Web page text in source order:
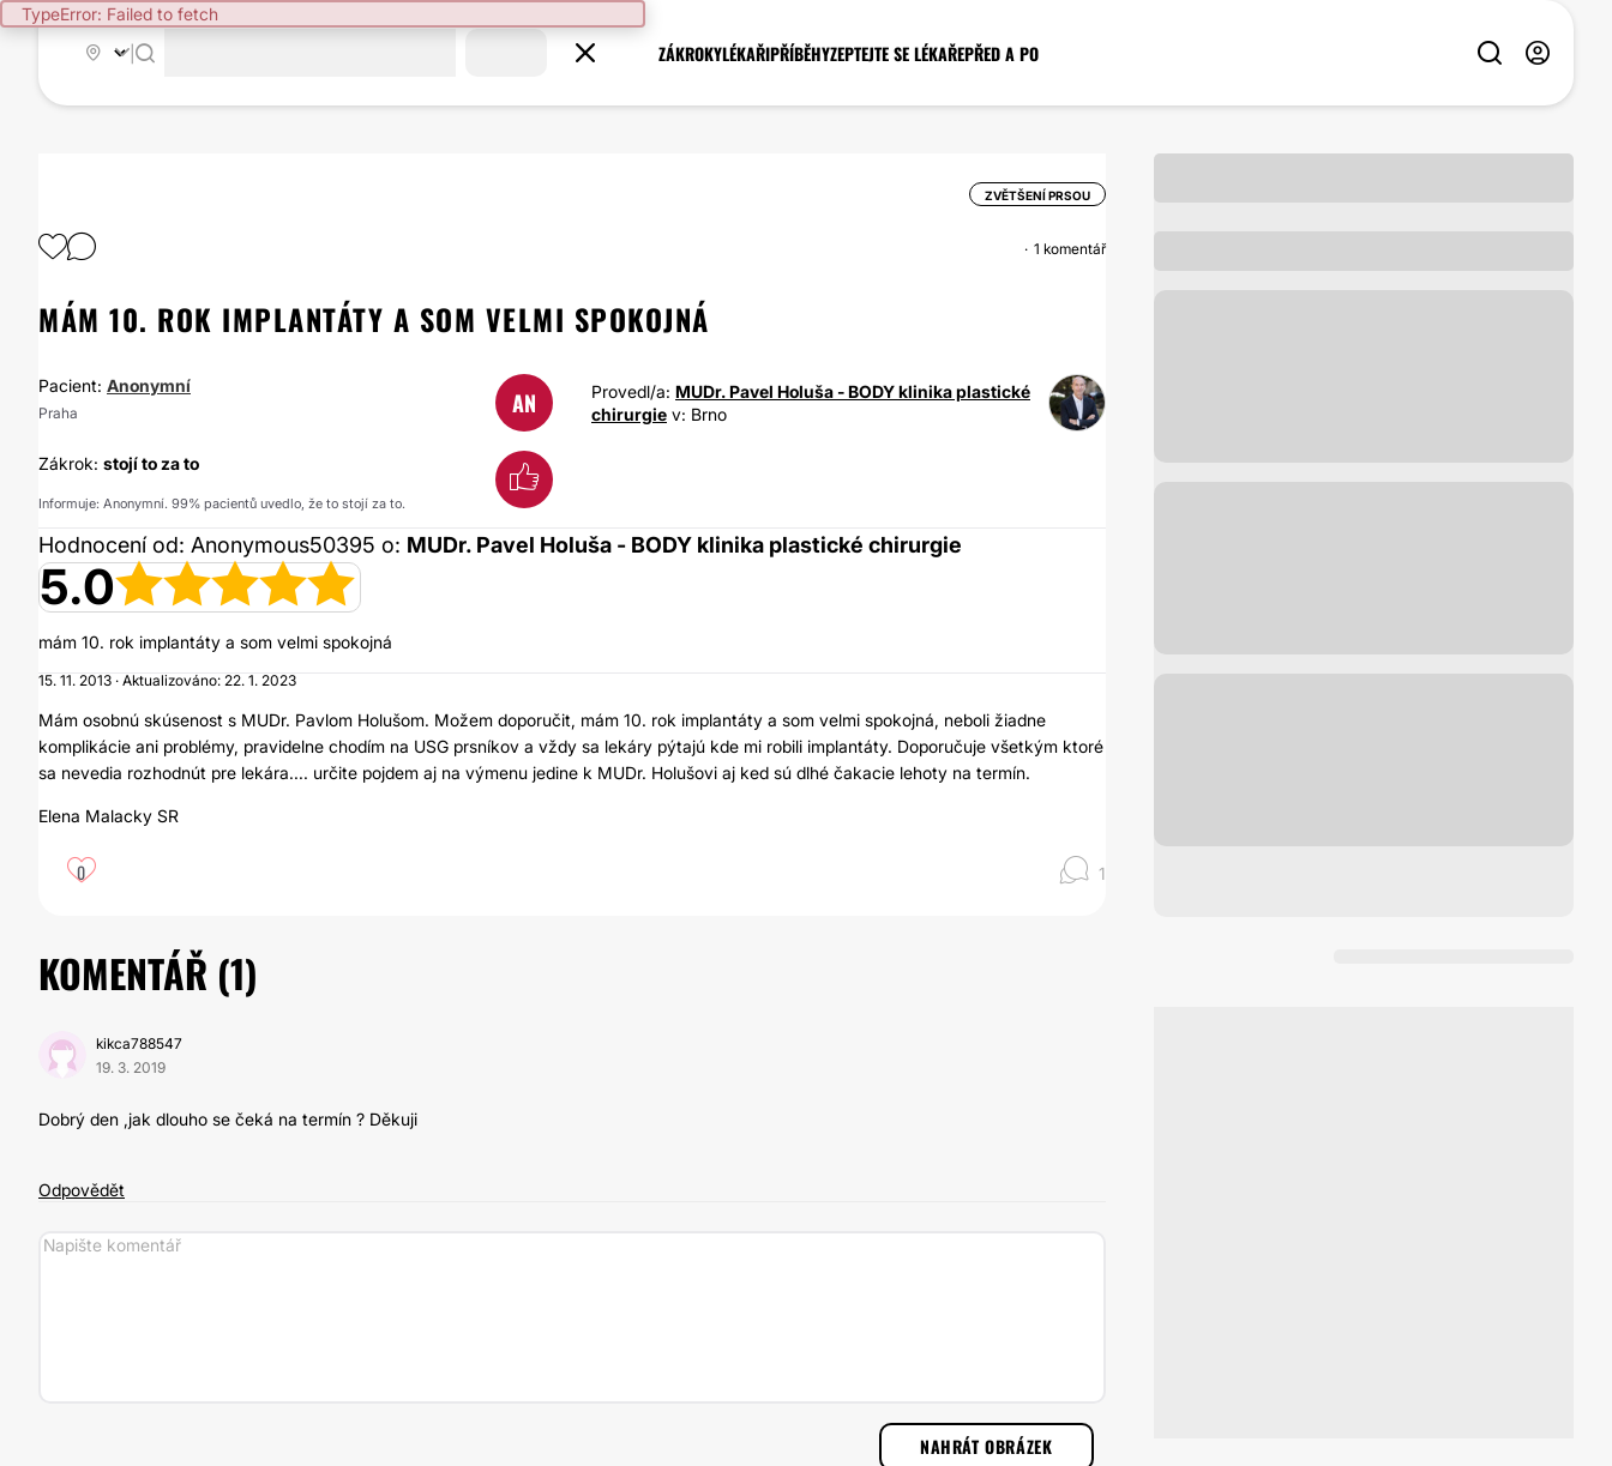
TypeError: Failed to fetch
ZÁKROKYLÉKAŘIPŘÍBĚHYZEPTEJTE SE LÉKAŘEPŘED A PO
ZVĚTŠENÍ PRSOU
1 komentář
MÁM 10. ROK IMPLANTÁTY A SOM VELMI SPOKOJNÁ
Pacient: Anonymní
Praha AN Provedl/a: MUDr. Pavel Holuša - BODY klinika plastické
chirurgie v: Brno
Zákrok: stojí to za to
Informuje: Anonymní. 99% pacientů uvedlo, že to stojí za to.
Hodnocení od: Anonymous50395 o: MUDr. Pavel Holuša - BODY klinika plastické chirurgie
5.0
mám 10. rok implantáty a som velmi spokojná
15. 11. 2013 · Aktualizováno: 22. 1. 2023
Mám osobnú skúsenost s MUDr. Pavlom Holušom. Možem doporučit, mám 10. rok implantáty a som velmi spokojná, neboli žiadne
komplikácie ani problémy, pravidelne chodím na USG prsníkov a vždy sa lekáry pýtajú kde mi robili implantáty. Doporučuje všetkým ktoré
sa nevedia rozhodnút pre lekára.... určite pojdem aj na výmenu jedine k MUDr. Holušovi aj ked sú dlhé čakacie lehoty na termín.
Elena Malacky SR
0 1
KOMENTÁŘ (1)
kikca788547
19. 3. 2019
Dobrý den ,jak dlouho se čeká na termín ? Děkuji
Odpovědět
NAHRÁT OBRÁZEK